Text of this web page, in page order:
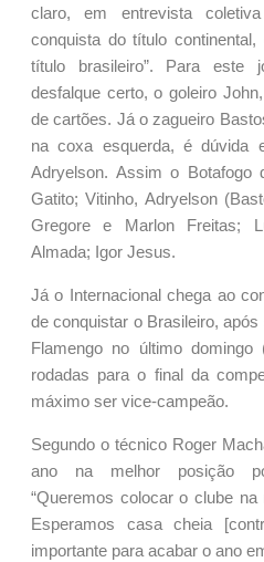
claro, em entrevista
conquista do título
título brasileiro”. Para este
desfalque certo, o goleiro
de cartões. Já o zagueiro
na coxa esquerda, é dúvida
Adryelson. Assim o Botafogo
Gatito; Vitinho, Adryelson
Gregore e Marlon Freitas;
Almada; Igor Jesus.
Já o Internacional chega ao
de conquistar o Brasileiro,
Flamengo no último domingo
rodadas para o final da
máximo ser vice-campeão.
Segundo o técnico Roger
ano na melhor posição
“Queremos colocar o clube
Esperamos casa cheia
importante para acabar o ano